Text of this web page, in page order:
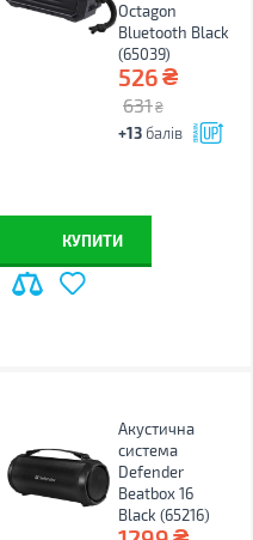
Octagon
Bluetooth Black
(65039)
526₴
631 ₴
+13 балів
КУПИТИ
Акустична
система
Defender
Beatbox 16
Black (65216)